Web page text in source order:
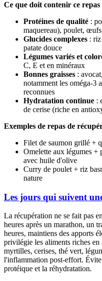
Ce que doit contenir ce repas
Protéines de qualité :
maquereau), poulet,
Glucides complexes :
patate douce
Légumes variés et
C, E et en minéraux
Bonnes graisses :
notamment les oméga-3
reconnues
Hydratation continue :
de cerise (riche en
Exemples de repas de
Filet de saumon grillé +
Omelette aux légumes +
avec huile d'olive
Curry de poulet + riz
nature
Les jours qui suivent
La récupération ne se fait pas
heures après un marathon, un
heures, maintiens des apports
privilégie les aliments riches
myrtilles, cerises, thé vert,
l'inflammation post-effort.
protéique et la réhydratation.